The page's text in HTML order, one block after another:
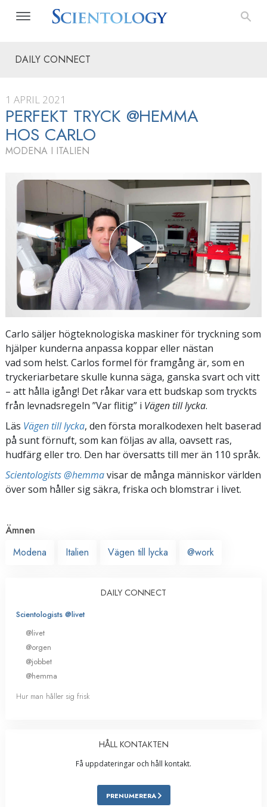
DAILY CONNECT
1 APRIL 2021
PERFEKT TRYCK @HEMMA
HOS CARLO
MODENA I ITALIEN
Carlo säljer högteknologiska maskiner för tryckning som
hjälper kunderna anpassa koppar eller nästan
vad som helst. Carlos formel för framgång är, som en
tryckeriarbetare skulle kunna säga, ganska svart och vitt
– att hålla igång! Det råkar vara ett budskap som tryckts
från levnadsregeln ”Var flitig” i Vägen till lycka.
Läs Vägen till lycka, den första moralkodexen helt baserad
på sunt förnuft, som kan följas av alla, oavsett ras,
hudfärg eller tro. Den har översatts till mer än 110 språk.
Scientologists @hemmavisar de många människor världen
över som håller sig säkra, friska och blomstrar i livet.
Ämnen
Modena
Italien Vägen till lycka @work
DAILY CONNECT
Scientologists @livet
@livet
@orgen
@jobbet
@hemma
Hur man håller sig frisk
HÅLL KONTAKTEN
Få uppdateringar och håll kontakt.
PRENUMERERA